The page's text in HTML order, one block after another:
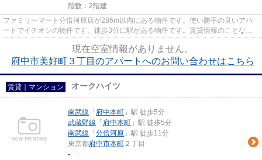
階数：2階建
ファミリーマート分倍河原店が286m以内にある物件です。使い勝手の良いアパ
ートでイチオシの物件です。徒歩3分に駅がある物件です。賃貸情報のことな
現在空室情報がありません。
府中市美好町３丁目のアパートへのお問い合わせはこちら
賃貸｜マンション オークハイツ
南武線 「 府中本町 」駅 徒歩5分
武蔵野線 「 府中本町 」駅 徒歩5分
南武線 「 分倍河原 」駅 徒歩11分
東京都府中市本町 ２丁目
-